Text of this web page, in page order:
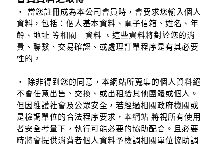
‧ 當您註冊成為本公司會員時，會要求您輸入個人
資料，包括：個人基本資料、電子信箱、姓名、年
齡、地址 等相關 資料 。這些資料將對於您的消
費、聯繫、交易確認、或處理訂單程序是有其必要
性的。
‧ 除非得到您的同意，本網站所蒐集的個人資料絕
不會任意出售、交換、或出租給其他團體或個人。
但因維護社會及公眾安全，若經過相關政府機關或
是檢調單位的合法程序要求， 本網站 將視所有使用
者安全考量下，執行可能必要的協助配合。且必要
時將會提供消費者個人資料予檢調相關單位協助調